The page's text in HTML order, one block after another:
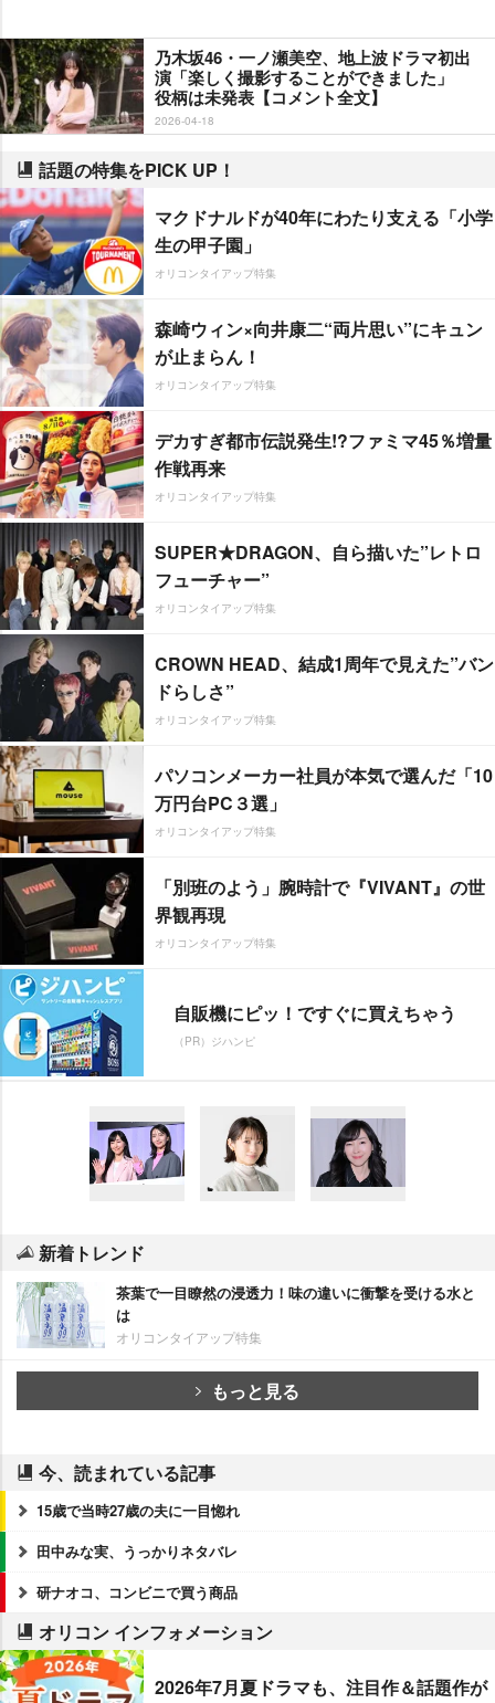
乃木坂46・一ノ瀬美空、地上波ドラマ初出
演「楽しく撮影することができました」
役柄は未発表【コメント全文】
2026-04-18
話題の特集をPICK UP！
マクドナルドが40年にわたり支える「小学
生の甲子園」
オリコンタイアップ特集
森崎ウィン×向井康二“両片思い”にキュン
が止まらん！
オリコンタイアップ特集
デカすぎ都市伝説発生!?ファミマ45％増量
作戦再来
オリコンタイアップ特集
SUPER★DRAGON、自ら描いた”レトロ
フューチャー”
オリコンタイアップ特集
CROWN HEAD、結成1周年で見えた”バン
ドらしさ”
オリコンタイアップ特集
パソコンメーカー社員が本気で選んだ「10
万円台PC３選」
オリコンタイアップ特集
「別班のよう」腕時計で『VIVANT』の世
界観再現
オリコンタイアップ特集
自販機にピッ！ですぐに買えちゃう
（PR）ジハンピ
新着トレンド
茶葉で一目瞭然の浸透力！味の違いに衝撃を受ける水と
は
オリコンタイアップ特集
もっと見る
今、読まれている記事
15歳で当時27歳の夫に一目惚れ
田中みな実、うっかりネタバレ
研ナオコ、コンビニで買う商品
オリコン インフォメーション
2026年7月夏ドラマも、注目作＆話題作が